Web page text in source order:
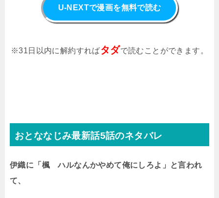
U-NEXTで漫画を無料で読む
※31日以内に解約すればタダで読むことができます。
おとななじみ最新話5話のネタバレ
伊織に「楓 ハルなんかやめて俺にしろよ」と言われ
て、